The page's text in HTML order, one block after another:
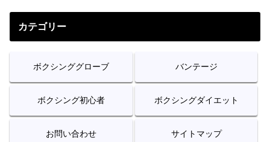
カテゴリー
ボクシンググローブ バンテージ
ボクシング初心者 ボクシングダイエット
お問い合わせ サイトマップ